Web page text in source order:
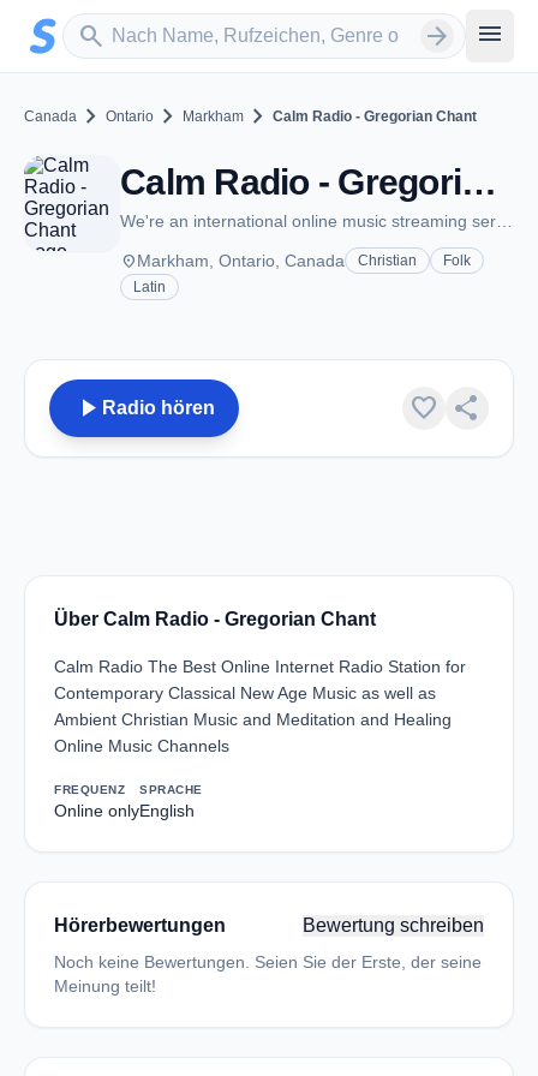
Zum Hauptinhalt springen
search
Sender suchen arrow_forward menu
Canada chevron_right Ontario chevron_right Markham chevron_right Calm Radio - Gregorian Chant
Calm Radio - Gregorian Chant - Markham, ON
placeMarkham, Ontario, Canada Christian
Folk
Latin
play_arrow Radio hören favorite share
Über Calm Radio - Gregorian Chant
Calm Radio The Best Online Internet Radio Station for
Contemporary Classical New Age Music as well as
Ambient Christian Music and Meditation and Healing
Online Music Channels
FREQUENZ
Online only
SPRACHE
English
Hörerbewertungen Bewertung schreiben
Noch keine Bewertungen. Seien Sie der Erste, der seine
Meinung teilt!